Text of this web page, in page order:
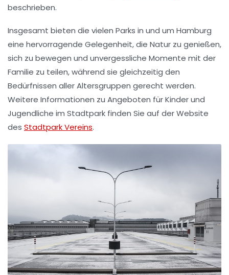
beschrieben.
Insgesamt bieten die vielen Parks in und um Hamburg
eine hervorragende Gelegenheit, die Natur zu genießen,
sich zu bewegen und unvergessliche Momente mit der
Familie zu teilen, während sie gleichzeitig den
Bedürfnissen aller Altersgruppen gerecht werden.
Weitere Informationen zu Angeboten für Kinder und
Jugendliche im Stadtpark finden Sie auf der Website
des Stadtpark Vereins.